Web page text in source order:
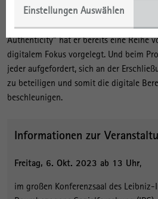
Einstellungen Auswählen
Archiv“: Mit den
Projekten „Stadtwende“,
Authenticity“ hat er bereits eine Reihe
digitalem Fokus vorgelegt. Und beim
jeder aufgefordert, sich an der
zu beteiligen und somit die digitale
beschleunigen.
Informationen zur
Freitag, 6. Okt. 2023 ab 13 Uhr,
im großen Konferenzsaal des